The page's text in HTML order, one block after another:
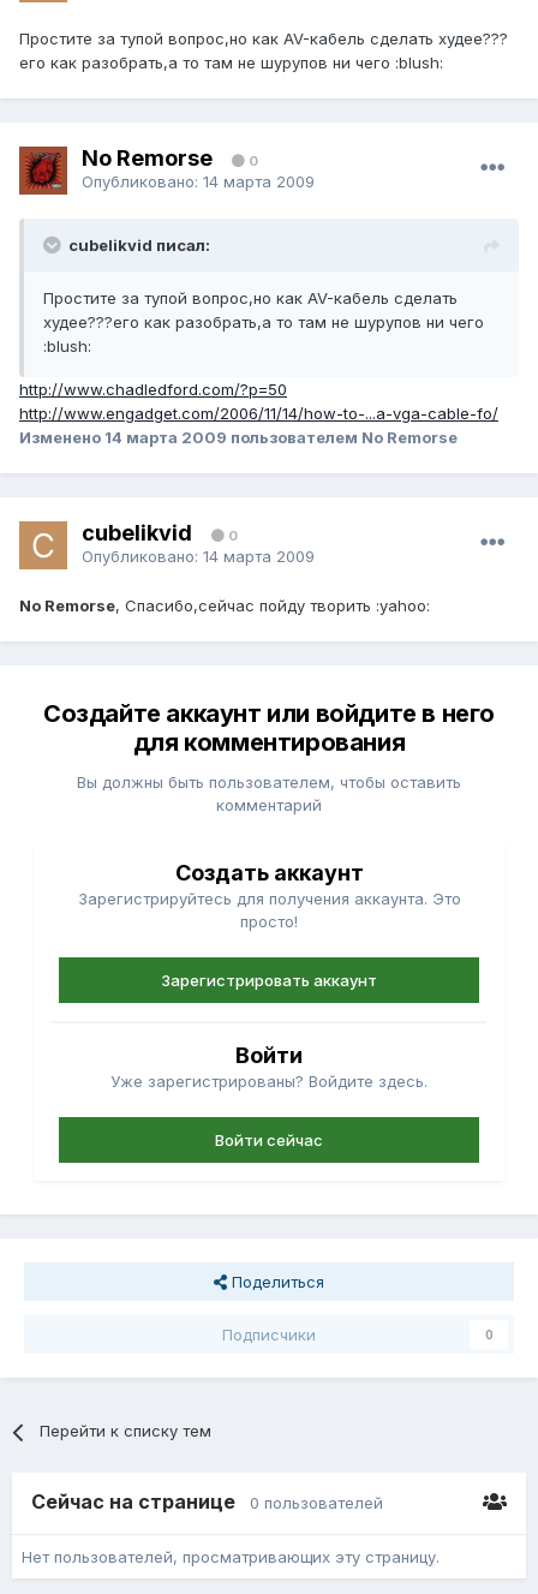
Простите за тупой вопрос,но как AV-кабель сделать худее???
его как разобрать,а то там не шурупов ни чего :blush:
No Remorse 0
Опубликовано: 14 марта 2009
cubelikvid писал:
Простите за тупой вопрос,но как AV-кабель сделать
худее???его как разобрать,а то там не шурупов ни чего
:blush:
http://www.chadledford.com/?p=50
http://www.engadget.com/2006/11/14/how-to-...a-vga-cable-fo/
Изменено 14 марта 2009 пользователем No Remorse
cubelikvid 0
Опубликовано: 14 марта 2009
No Remorse, Спасибо,сейчас пойду творить :yahoo:
Создайте аккаунт или войдите в него
для комментирования
Вы должны быть пользователем, чтобы оставить
комментарий
Создать аккаунт
Зарегистрируйтесь для получения аккаунта. Это
просто!
Зарегистрировать аккаунт
Войти
Уже зарегистрированы? Войдите здесь.
Войти сейчас
Поделиться
Подписчики 0
Перейти к списку тем
Сейчас на странице 0 пользователей
Нет пользователей, просматривающих эту страницу.